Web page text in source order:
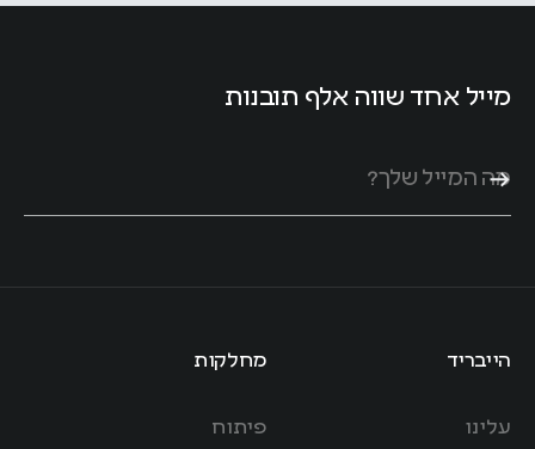
מייל אחד שווה אלף תובנות
הייבריד
עלינו
מחלקות
פיתוח